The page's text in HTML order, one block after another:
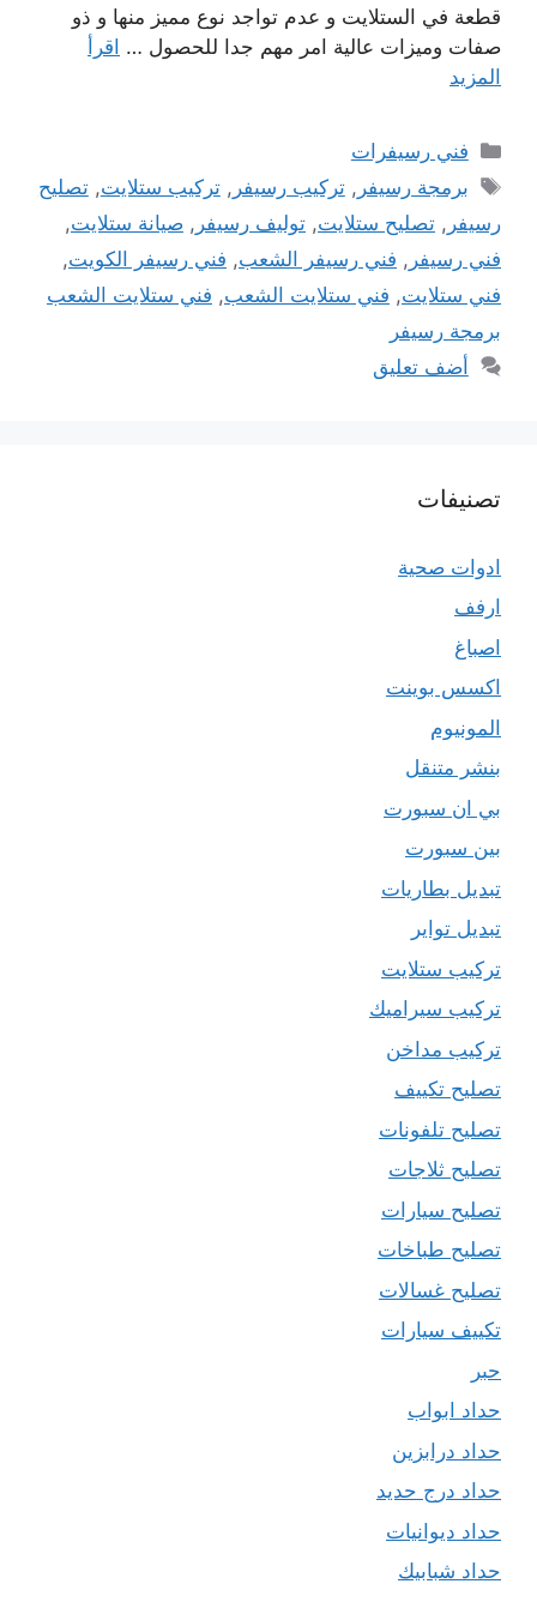
قطعة في الستلايت و عدم تواجد نوع مميز منها و ذو
صفات وميزات عالية امر مهم جدا للحصول … اقرأ
المزيد
التصنيفات
فني رسيفرات
الوسوم
برمجة رسيفر ,تركيب رسيفر ,تركيب ستلايت,تصليح
رسيفر , تصليح ستلايت, توليف رسيفر , صيانة ستلايت,
فني رسيفر , فني رسيفر الشعب, فني رسيفر الكويت,
فني ستلايت, فني ستلايت الشعب, فني ستلايت الشعب
برمجة رسيفر
أضف تعليق
تصنيفات
ادوات صحية
ارفف
اصباغ
اكسس بوينت
المونيوم
بنشر متنقل
بي ان سبورت
بين سبورت
تبديل بطاريات
تبديل تواير
تركيب ستلايت
تركيب سيراميك
تركيب مداخن
تصليح تكييف
تصليح تلفونات
تصليح ثلاجات
تصليح سيارات
تصليح طباخات
تصليح غسالات
تكييف سيارات
حبر
حداد ابواب
حداد درابزين
حداد درج حديد
حداد ديوانيات
حداد شبابيك